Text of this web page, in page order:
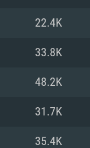
MAC
은 지
22.4K
33.8K
48.2K
31.7K
35.4K